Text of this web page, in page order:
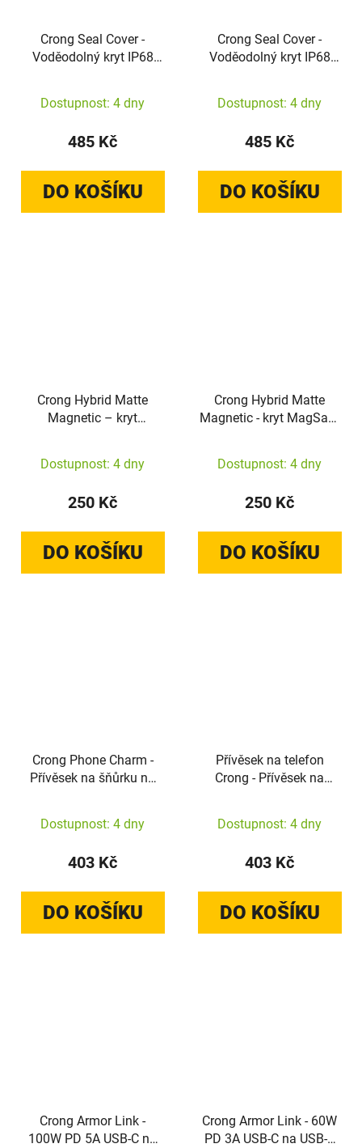
Crong Seal Cover -
Voděodolný kryt IP68
Dostupnost: 4 dny
485 Kč
DO KOŠÍKU
Crong Seal Cover -
Voděodolný kryt IP68
Dostupnost: 4 dny
485 Kč
DO KOŠÍKU
Crong Hybrid Matte
Magnetic – kryt
Dostupnost: 4 dny
250 Kč
DO KOŠÍKU
Crong Hybrid Matte
Magnetic - kryt MagSafe
Dostupnost: 4 dny
250 Kč
DO KOŠÍKU
Crong Phone Charm -
Přívěsek na šňůrku na
Dostupnost: 4 dny
403 Kč
DO KOŠÍKU
Přívěsek na telefon
Crong - Přívěsek na
Dostupnost: 4 dny
403 Kč
DO KOŠÍKU
Crong Armor Link -
100W PD 5A USB-C na
Crong Armor Link - 60W
PD 3A USB-C na USB-C